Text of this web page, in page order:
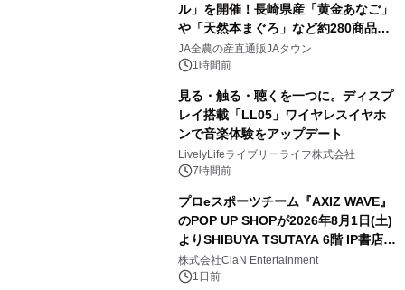
ル」を開催！長崎県産「黄金あなご」
や「天然本まぐろ」など約280商品を
販売！～毎月１０日の定例企画～
JA全農の産直通販JAタウン
1時間前
見る・触る・聴くを一つに。ディスプ
レイ搭載「LL05」ワイヤレスイヤホ
ンで音楽体験をアップデート
LivelyLifeライブリーライフ株式会社
7時間前
プロeスポーツチーム『AXIZ WAVE』
のPOP UP SHOPが2026年8月1日(土)
よりSHIBUYA TSUTAYA 6階 IP書店で
開催決定！！
株式会社ClaN Entertainment
1日前